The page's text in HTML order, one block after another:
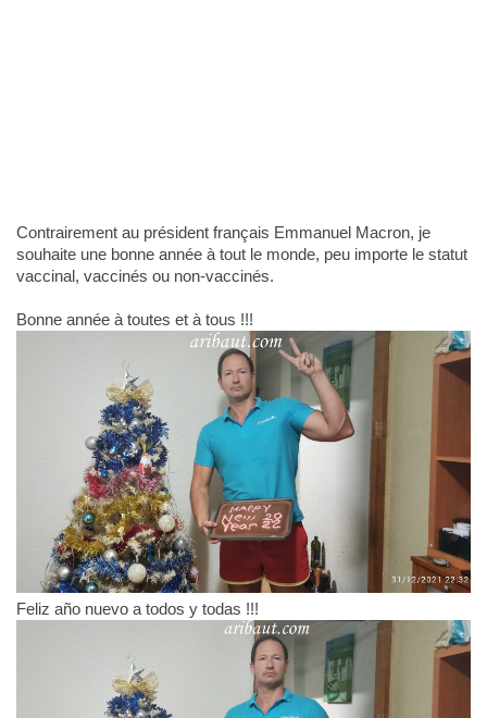
Contrairement au président français Emmanuel Macron, je
souhaite une bonne année à tout le monde, peu importe le statut
vaccinal, vaccinés ou non-vaccinés.
Bonne année à toutes et à tous !!!
Feliz año nuevo a todos y todas !!!